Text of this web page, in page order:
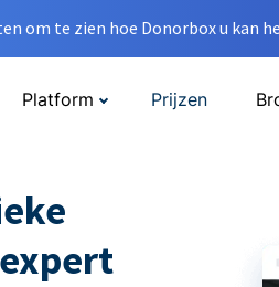
om te zien hoe Donorbox u kan
Platform Prijzen